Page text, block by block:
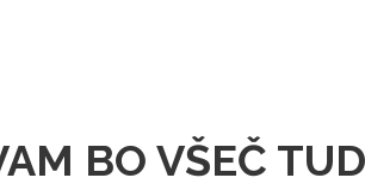
BO VŠEČ